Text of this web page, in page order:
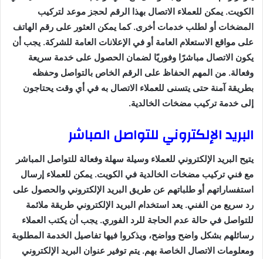
الكويت. يمكن للعملاء الاتصال بهذا الرقم لحجز موعد لتركيب
المضخات أو لطلب خدمات أخرى. كما يمكن العثور على رقم الهاتف
على مواقع الاستعلام العامة أو في الإعلانات العامة للشركة. يجب أن
يكون الاتصال مباشرًا وفوريًا لضمان الحصول على خدمة سريعة
وفعالة. من المهم الحفاظ على الرقم الخاص بالتواصل وحفظه
بطريقة آمنة حتى يتسنى للعملاء الاتصال به في أي وقت يحتاجون
إلى خدمة تركيب مضخات الخالدية.
البريد الإلكتروني للتواصل المباشر
يتيح البريد الإلكتروني للعملاء وسيلة سهلة وفعالة للتواصل المباشر
مع فني تركيب مضخات الخالدية في الكويت. يمكن للعملاء إرسال
استفساراتهم أو طلباتهم عن طريق البريد الإلكتروني والحصول على
رد سريع من الفني. يعد استخدام البريد الإلكتروني طريقة ملائمة
للتواصل في حالة عدم الحاجة للرد الفوري. يجب أن يكتب العملاء
رسائلهم بشكل واضح وواضح، ويذكروا فيها تفاصيل الخدمة المطلوبة
ومعلومات الاتصال الخاصة بهم. يتم توفير عنوان البريد الإلكتروني